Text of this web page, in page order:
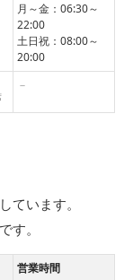
月～金：06:30～
22:00
土日祝：08:00～
20:00
－
ています。
す。
営業時間